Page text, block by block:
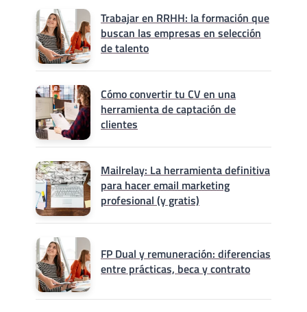
Trabajar en RRHH: la formación que
buscan las empresas en selección
de talento
Cómo convertir tu CV en una
herramienta de captación de
clientes
Mailrelay: La herramienta definitiva
para hacer email marketing
profesional (y gratis)
FP Dual y remuneración: diferencias
entre prácticas, beca y contrato